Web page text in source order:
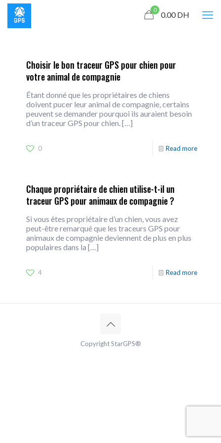
0
0.00DH
Choisir le bon traceur GPS pour chien pour
votre animal de compagnie
Étant donné que les propriétaires de chiens
doivent pucer leur animal de compagnie, certains
peuvent se demander pourquoi ils auraient besoin
d’un traceur GPS pour chien.[…]
0 Read more
Chaque propriétaire de chien utilise-t-il un
traceur GPS pour animaux de compagnie ?
Si vous êtes propriétaire d’un chien, vous avez
peut-être remarqué que les traceurs GPS pour
animaux de compagnie deviennent de plus en plus
populaires dans la […]
4 Read more
Copyright StarGPS®